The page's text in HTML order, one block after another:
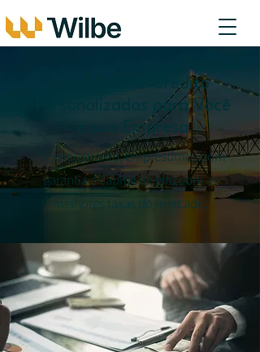
Soluções de Crédito
Personalizadas para Você
e sua Empresa
Financiamento, empréstimos com
garantia e capital de giro com as
melhores taxas do mercado.